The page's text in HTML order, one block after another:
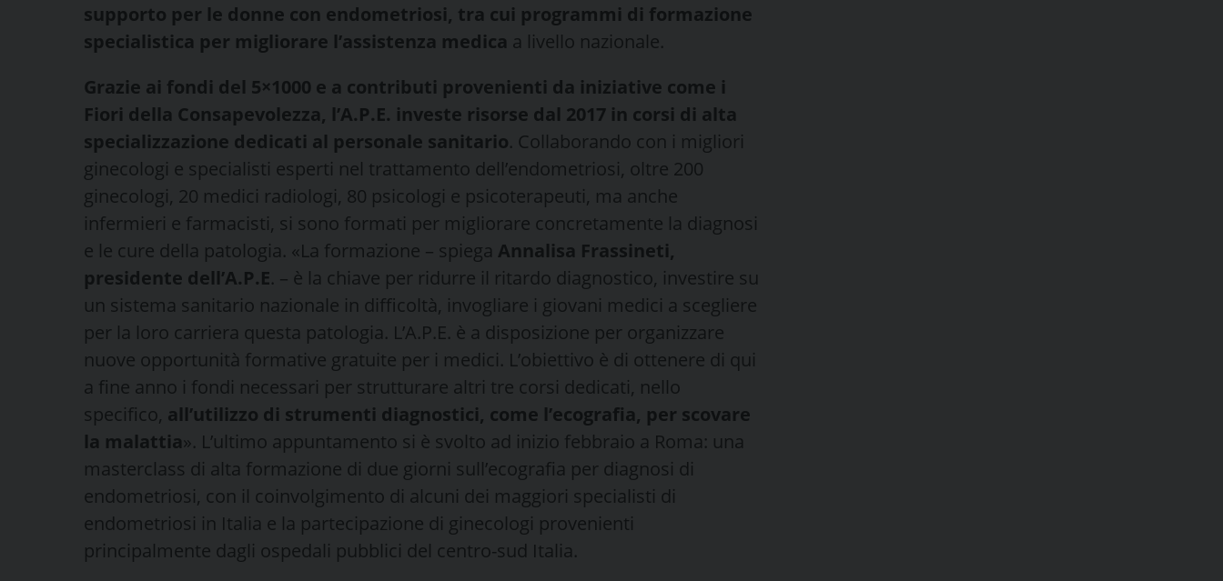
supporto per le donne con endometriosi, tra cui programmi di formazione
specialistica per migliorare l’assistenza medica a livello nazionale.
Grazie ai fondi del 5×1000 e a contributi provenienti da iniziative come i
Fiori della Consapevolezza, l’A.P.E. investe risorse dal 2017 in corsi di alta
specializzazione dedicati al personale sanitario. Collaborando con i migliori
ginecologi e specialisti esperti nel trattamento dell’endometriosi, oltre 200
ginecologi, 20 medici radiologi, 80 psicologi e psicoterapeuti, ma anche
infermieri e farmacisti, si sono formati per migliorare concretamente la diagnosi
e le cure della patologia. «La formazione – spiega Annalisa Frassineti,
presidente dell’A.P.E. – è la chiave per ridurre il ritardo diagnostico, investire su
un sistema sanitario nazionale in difficoltà, invogliare i giovani medici a scegliere
per la loro carriera questa patologia. L’A.P.E. è a disposizione per organizzare
nuove opportunità formative gratuite per i medici. L’obiettivo è di ottenere di qui
a fine anno i fondi necessari per strutturare altri tre corsi dedicati, nello
specifico, all’utilizzo di strumenti diagnostici, come l’ecografia, per scovare
la malattia». L’ultimo appuntamento si è svolto ad inizio febbraio a Roma: una
masterclass di alta formazione di due giorni sull’ecografia per diagnosi di
endometriosi, con il coinvolgimento di alcuni dei maggiori specialisti di
endometriosi in Italia e la partecipazione di ginecologi provenienti
principalmente dagli ospedali pubblici del centro-sud Italia.